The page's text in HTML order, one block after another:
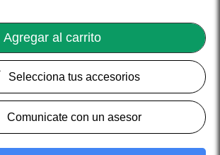
Agregar al carrito
Selecciona tus accesorios
Comunicate con un asesor